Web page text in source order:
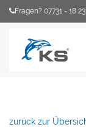
Fragen? 07731 - 18
zurück zur